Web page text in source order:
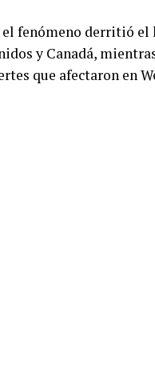
el fenómeno derritió
y Canadá,
que afectaron en